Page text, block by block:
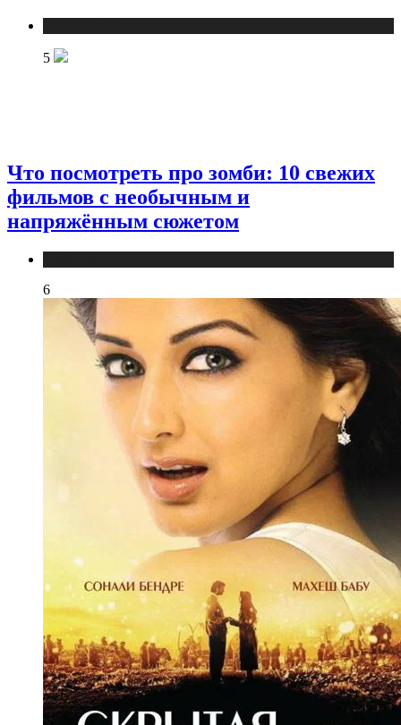
5
Что посмотреть про зомби: 10 свежих
фильмов с необычным и
напряжённым сюжетом
6